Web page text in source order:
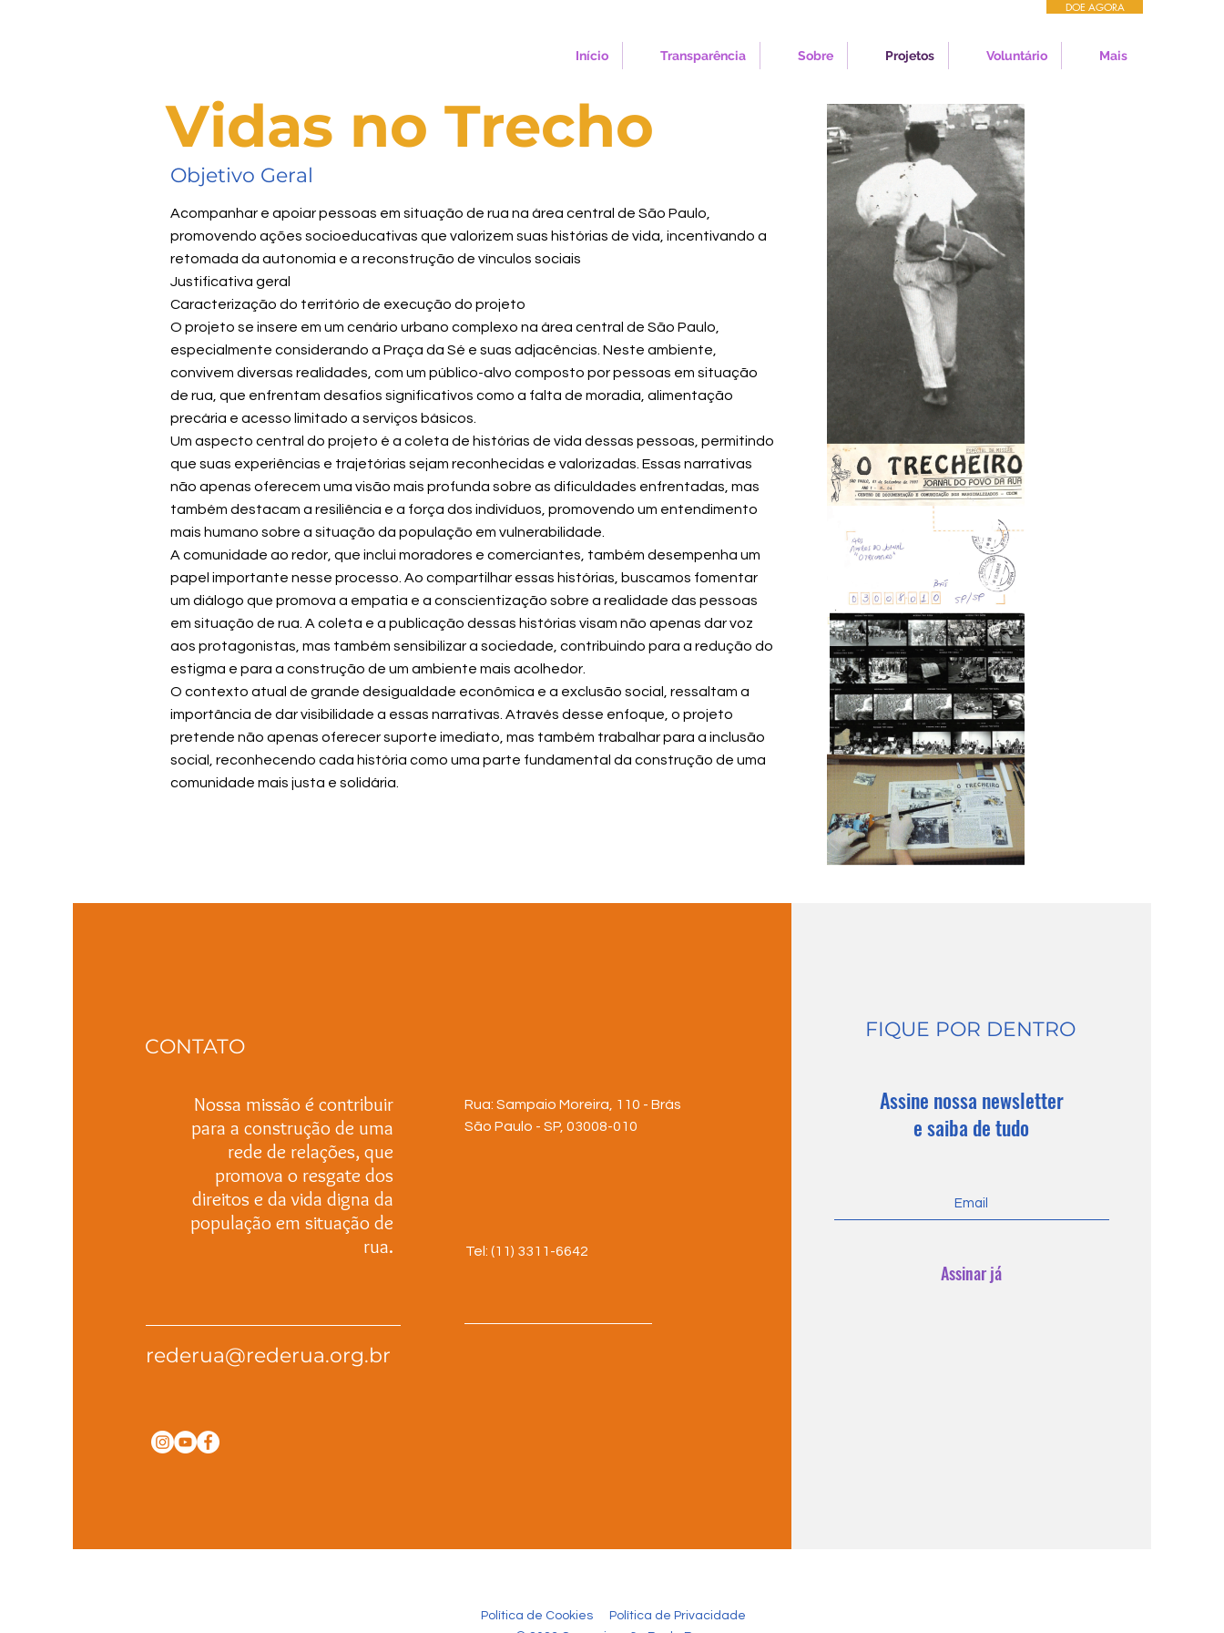
DOE AGORA
Início Transparência Sobre Projetos Voluntário Mais
Acompanhar e apoiar pessoas em situação de rua na área central de São Paulo,
promovendo ações socioeducativas que valorizem suas histórias de vida, incentivando a
retomada da autonomia e a reconstrução de vínculos sociais
Justificativa geral
Caracterização do território de execução do projeto
O projeto se insere em um cenário urbano complexo na área central de São Paulo,
especialmente considerando a Praça da Sé e suas adjacências. Neste ambiente,
convivem diversas realidades, com um público-alvo composto por pessoas em situação
de rua, que enfrentam desafios significativos como a falta de moradia, alimentação
precária e acesso limitado a serviços básicos.
Um aspecto central do projeto é a coleta de histórias de vida dessas pessoas, permitindo
que suas experiências e trajetórias sejam reconhecidas e valorizadas. Essas narrativas
não apenas oferecem uma visão mais profunda sobre as dificuldades enfrentadas, mas
também destacam a resiliência e a força dos indivíduos, promovendo um entendimento
mais humano sobre a situação da população em vulnerabilidade.
A comunidade ao redor, que inclui moradores e comerciantes, também desempenha um
papel importante nesse processo. Ao compartilhar essas histórias, buscamos fomentar
um diálogo que promova a empatia e a conscientização sobre a realidade das pessoas
em situação de rua. A coleta e a publicação dessas histórias visam não apenas dar voz
aos protagonistas, mas também sensibilizar a sociedade, contribuindo para a redução do
estigma e para a construção de um ambiente mais acolhedor.
O contexto atual de grande desigualdade econômica e a exclusão social, ressaltam a
importância de dar visibilidade a essas narrativas. Através desse enfoque, o projeto
pretende não apenas oferecer suporte imediato, mas também trabalhar para a inclusão
social, reconhecendo cada história como uma parte fundamental da construção de uma
comunidade mais justa e solidária.
Vidas no Trecho
Objetivo Geral
CONTATO
Nossa missão é contribuir
para a construção de uma
rede de relações, que
promova o resgate dos
direitos e da vida digna da
população em situação de
rua.
Rua: Sampaio Moreira, 110 - Brás
São Paulo - SP, 03008-010
Tel: (11) 3311-6642
rederua@rederua.org.br
FIQUE POR DENTRO
Assine nossa newsletter
e saiba de tudo
Assinar já
Política de Cookies
Política de Privacidade